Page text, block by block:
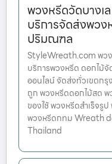
พวงหรีดวัดบางเ
บริการจัดส่งพวง
ปริมณฑล
StyleWreath.com พว
บริการพวงหรีด ดอกไม้
ออนไลน์ จัดส่งทั่วเขตกรุ
ถูก พวงหรีดดอกไม้สด
ของใช้ พวงหรีดสำเร็จ
พวงหรีดกทม Wreath
Thailand